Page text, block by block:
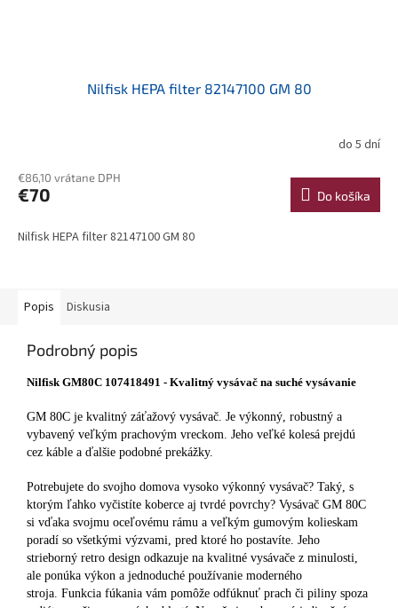
Nilfisk HEPA filter 82147100 GM 80
do 5 dní
€86,10 vrátane DPH
€70 Do košíka
Nilfisk HEPA filter 82147100 GM 80
Popis Diskusia
Podrobný popis
Nilfisk GM80C 107418491 - Kvalitný vysávač na suché vysávanie
GM 80C je kvalitný záťažový vysávač. Je výkonný, robustný a
vybavený veľkým prachovým vreckom. Jeho veľké kolesá prejdú
cez káble a ďalšie podobné prekážky.
Potrebujete do svojho domova vysoko výkonný vysávač? Taký, s
ktorým ľahko vyčistíte koberce aj tvrdé povrchy? Vysávač GM 80C
si vďaka svojmu oceľovému rámu a veľkým gumovým kolieskam
poradí so všetkými výzvami, pred ktoré ho postavíte. Jeho
strieborný retro design odkazuje na kvalitné vysávače z minulosti,
ale ponúka výkon a jednoduché používanie moderného
stroja. Funkcia fúkania vám pomôže odfúknuť prach či piliny spoza